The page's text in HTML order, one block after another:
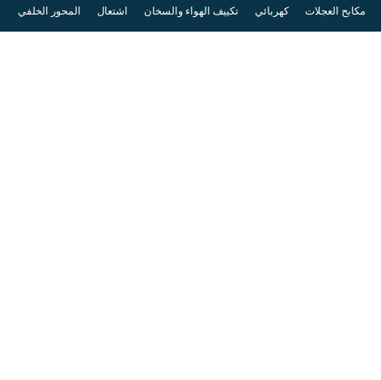
المحور الخلفي اشتعال تكييف الهواء والسخان كهربائي مكابح العجلات